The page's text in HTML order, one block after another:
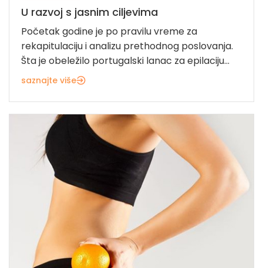
U razvoj s jasnim ciljevima
Početak godine je po pravilu vreme za
rekapitulaciju i analizu prethodnog poslovanja.
Šta je obeležilo portugalski lanac za epilaciju...
saznajte više